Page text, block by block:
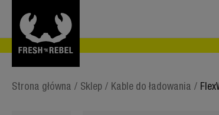
Strona główna / Sklep / Kable do ładowania /